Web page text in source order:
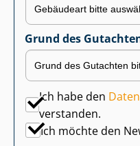
Grund des
Ich habe den
verstanden.
Ich möchte den